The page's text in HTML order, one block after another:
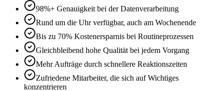
98%+ Genauigkeit bei der Datenverarbeitung
Rund um die Uhr verfügbar, auch am Wochenende
Bis zu 70% Kostenersparnis bei Routineprozessen
Gleichbleibend hohe Qualität bei jedem Vorgang
Mehr Aufträge durch schnellere Reaktionszeiten
Zufriedene Mitarbeiter, die sich auf Wichtiges
konzentrieren